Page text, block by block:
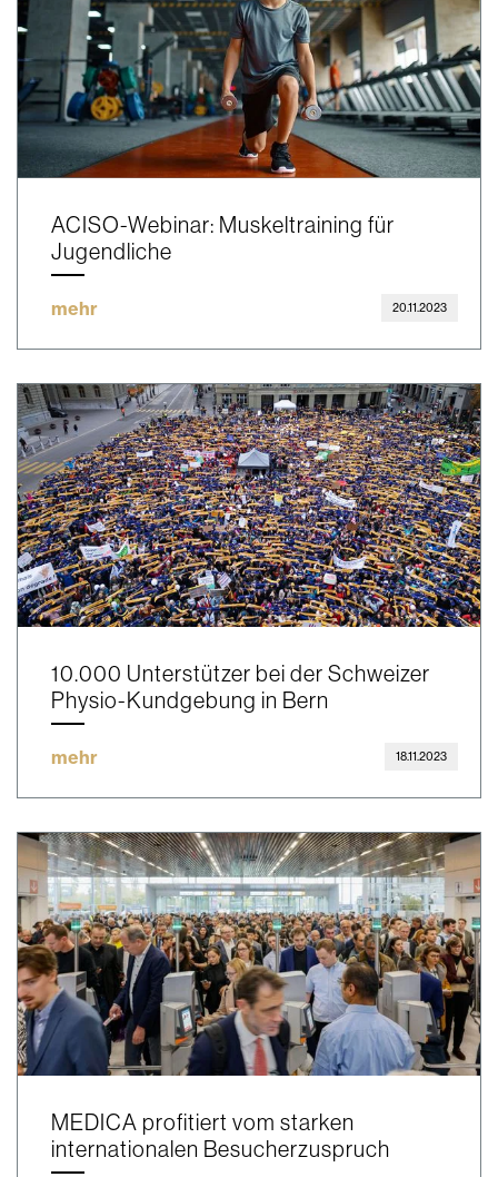
ACISO-Webinar: Muskeltraining für
Jugendliche
mehr 20.11.2023
10.000 Unterstützer bei der Schweizer
Physio-Kundgebung in Bern
mehr 18.11.2023
MEDICA profitiert vom starken
internationalen Besucherzuspruch